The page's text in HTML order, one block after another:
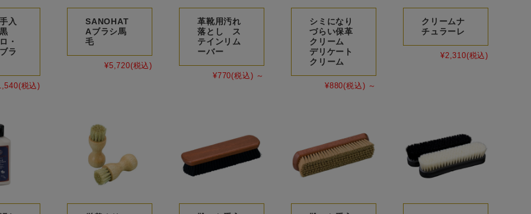
入
・
ラ
(税込)
SANOHAT
Aブラシ馬
毛
¥5,720(税込)
革靴用汚れ
落とし ス
テインリム
ーバー
¥770(税込) ～
シミになり
づらい保革
クリーム
デリケート
クリーム
¥880(税込) ～
クリームナ
チュラーレ
¥2,310(税込)